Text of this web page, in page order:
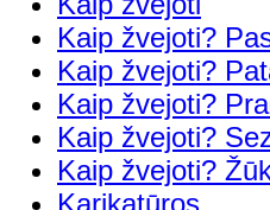
Kaip žvejoti?
Kaip žvejoti?
Kaip žvejoti?
Kaip žvejoti?
Kaip žvejoti?
Karikatūros